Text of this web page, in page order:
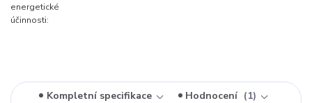
energetické
účinnosti:
Kompletní specifikace Hodnocení
1